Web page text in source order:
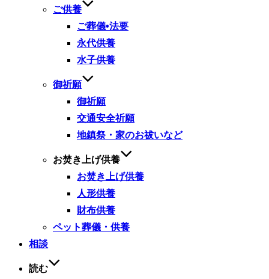
ご供養
ご葬儀•法要
永代供養
水子供養
御祈願
御祈願
交通安全祈願
地鎮祭・家のお祓いなど
お焚き上げ供養
お焚き上げ供養
人形供養
財布供養
ペット葬儀・供養
相談
読む